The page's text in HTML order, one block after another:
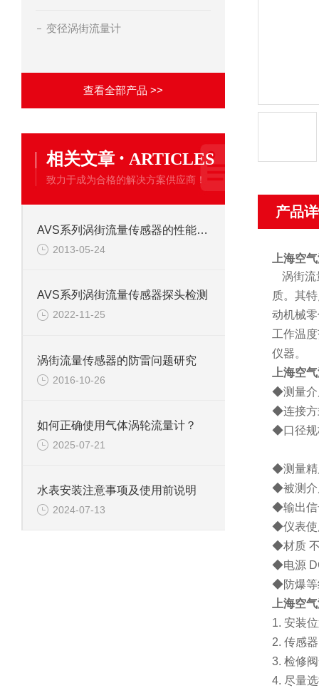
变径涡街流量计
查看全部产品 >>
相关文章 · ARTICLES
致力于成为合格的解决方案供应商！
AVS系列涡街流量传感器的性能特点
2013-05-24
AVS系列涡街流量传感器探头检测
2022-11-25
涡街流量传感器的防雷问题研究
2016-10-26
如何正确使用气体涡轮流量计？
2025-07-21
水表安装注意事项及使用前说明
2024-07-13
产品
上海空
涡街
质。其
动机械
工作温
仪器。
上海空
◆测量介
◆连接方
◆口径规
◆测量
◆被测介
◆输出信
◆仪表使
◆材质
◆电源
◆防爆等
上海空
1. 安装
2. 传感
3. 检修
4. 尽量